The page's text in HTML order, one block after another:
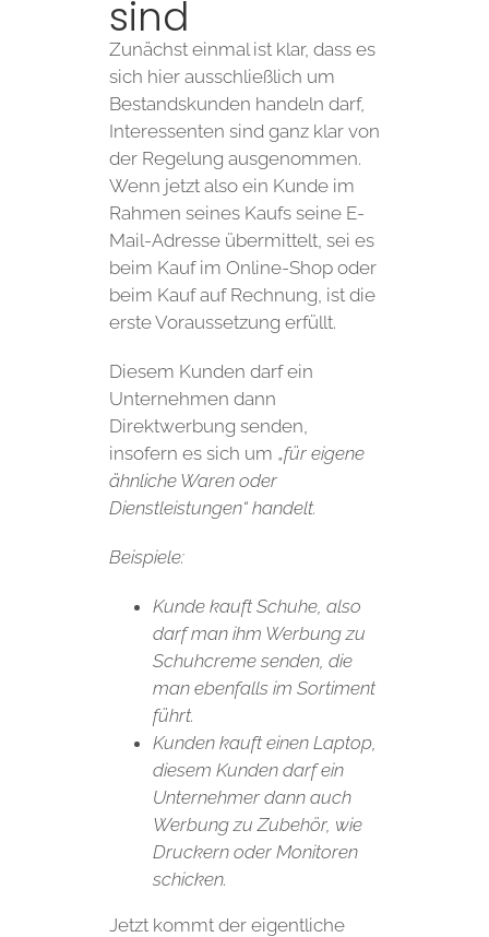
sind
Zunächst einmal ist klar, dass es
sich hier ausschließlich um
Bestandskunden handeln darf,
Interessenten sind ganz klar von
der Regelung ausgenommen.
Wenn jetzt also ein Kunde im
Rahmen seines Kaufs seine E-
Mail-Adresse übermittelt, sei es
beim Kauf im Online-Shop oder
beim Kauf auf Rechnung, ist die
erste Voraussetzung erfüllt.
Diesem Kunden darf ein
Unternehmen dann
Direktwerbung senden,
insofern es sich um „für eigene
ähnliche Waren oder
Dienstleistungen“ handelt.
Beispiele:
Kunde kauft Schuhe, also
darf man ihm Werbung zu
Schuhcreme senden, die
man ebenfalls im Sortiment
führt.
Kunden kauft einen Laptop,
diesem Kunden darf ein
Unternehmer dann auch
Werbung zu Zubehör, wie
Druckern oder Monitoren
schicken.
Jetzt kommt der eigentliche